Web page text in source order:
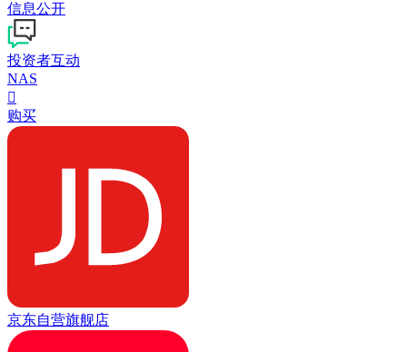
信息公开
投资者互动
NAS

购买
京东自营旗舰店